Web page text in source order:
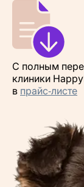
С полным
клиники
в прайс‑листе